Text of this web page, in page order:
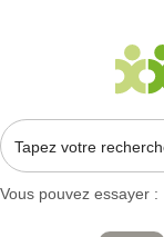
Vous pouvez essayer :